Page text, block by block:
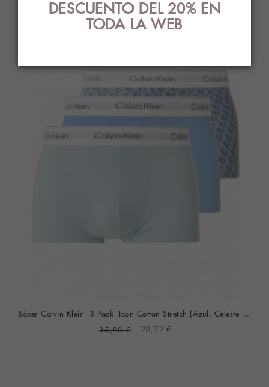
Bóxer Calvin Klein -3 Pack- Icon Cotton Stretch (Azul, Celeste Y Fantasía)
35,90 € 28,72 €
DESCUENTO DEL 20% EN
TODA LA WEB